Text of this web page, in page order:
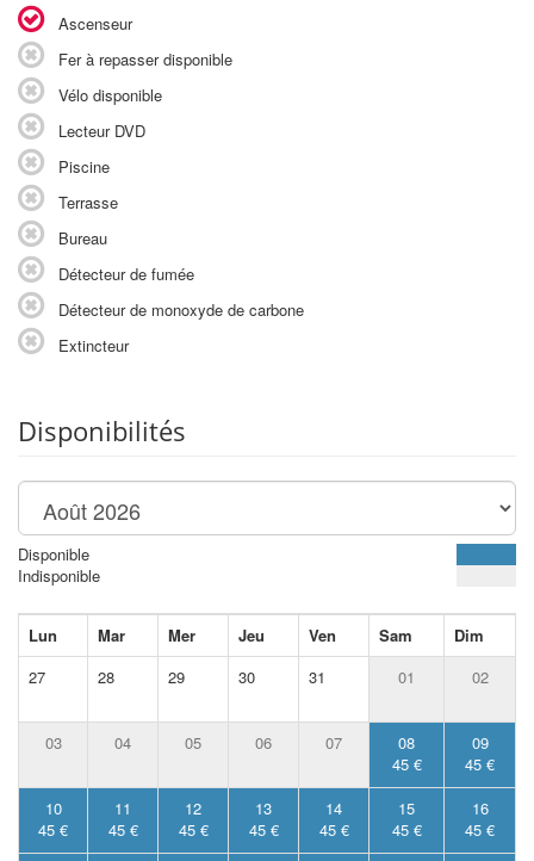
Ascenseur
Fer à repasser disponible
Vélo disponible
Lecteur DVD
Piscine
Terrasse
Bureau
Détecteur de fumée
Détecteur de monoxyde de carbone
Extincteur
Disponibilités
Disponible
Indisponible
Lun Mar Mer Jeu Ven Sam
Dim
27
28 29 30 31 01 02
03 04 05 06 07
08
45 €
09
45 €
10
45 €
11
45 €
12
45 €
13
45 €
14
45 €
15
45 €
16
45 €